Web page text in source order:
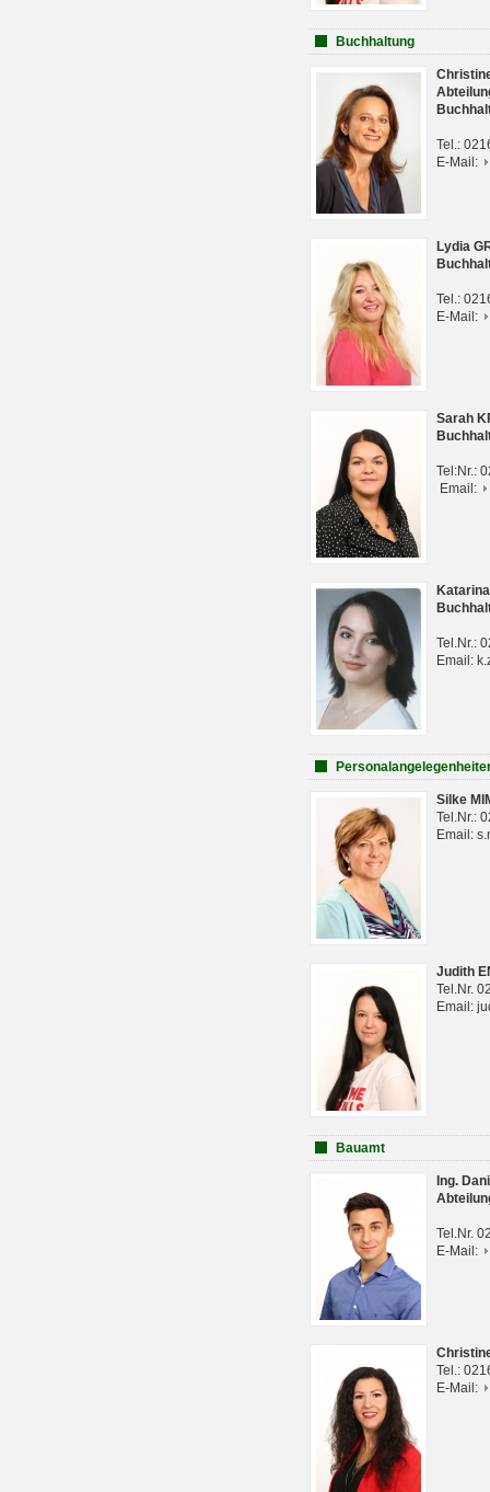
Buchhaltung
Tel.:
E-Mail:
Lydia
Tel.:
E-Mail:
Sarah
Tel:Nr.:
Email:
Tel.Nr.:
Email:
Silke
Tel.Nr.:
Email:
Judith
Tel.Nr.
Email:
Bauamt
Ing.
Tel.Nr.
E-Mail:
Tel.:
E-Mail: